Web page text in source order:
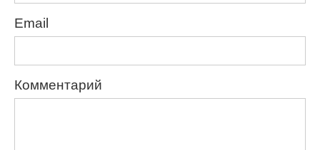
Email
Комментарий